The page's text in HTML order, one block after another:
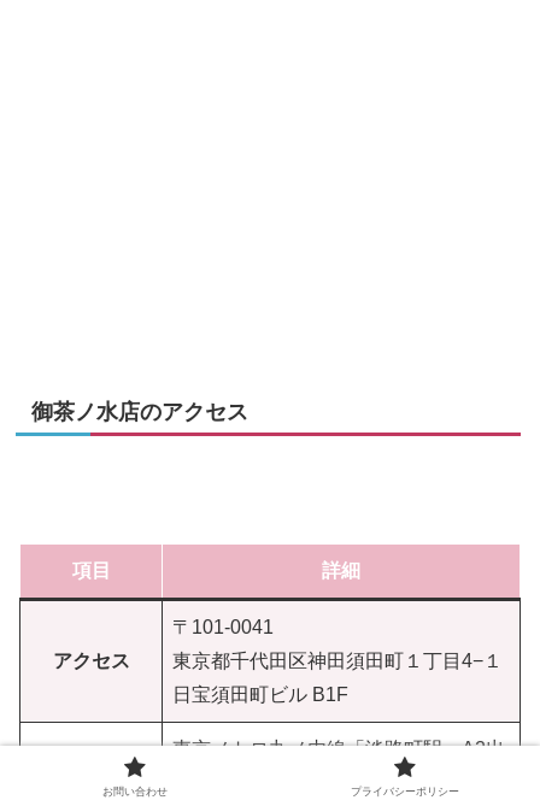
御茶ノ水店のアクセス
項目 詳細
アクセス
〒101-0041
東京都千代田区神田須田町１丁目4−１
日宝須田町ビル B1F
東京メトロ丸ノ内線「淡路町駅」A2出
お問い合わせ プライバシーポリシー